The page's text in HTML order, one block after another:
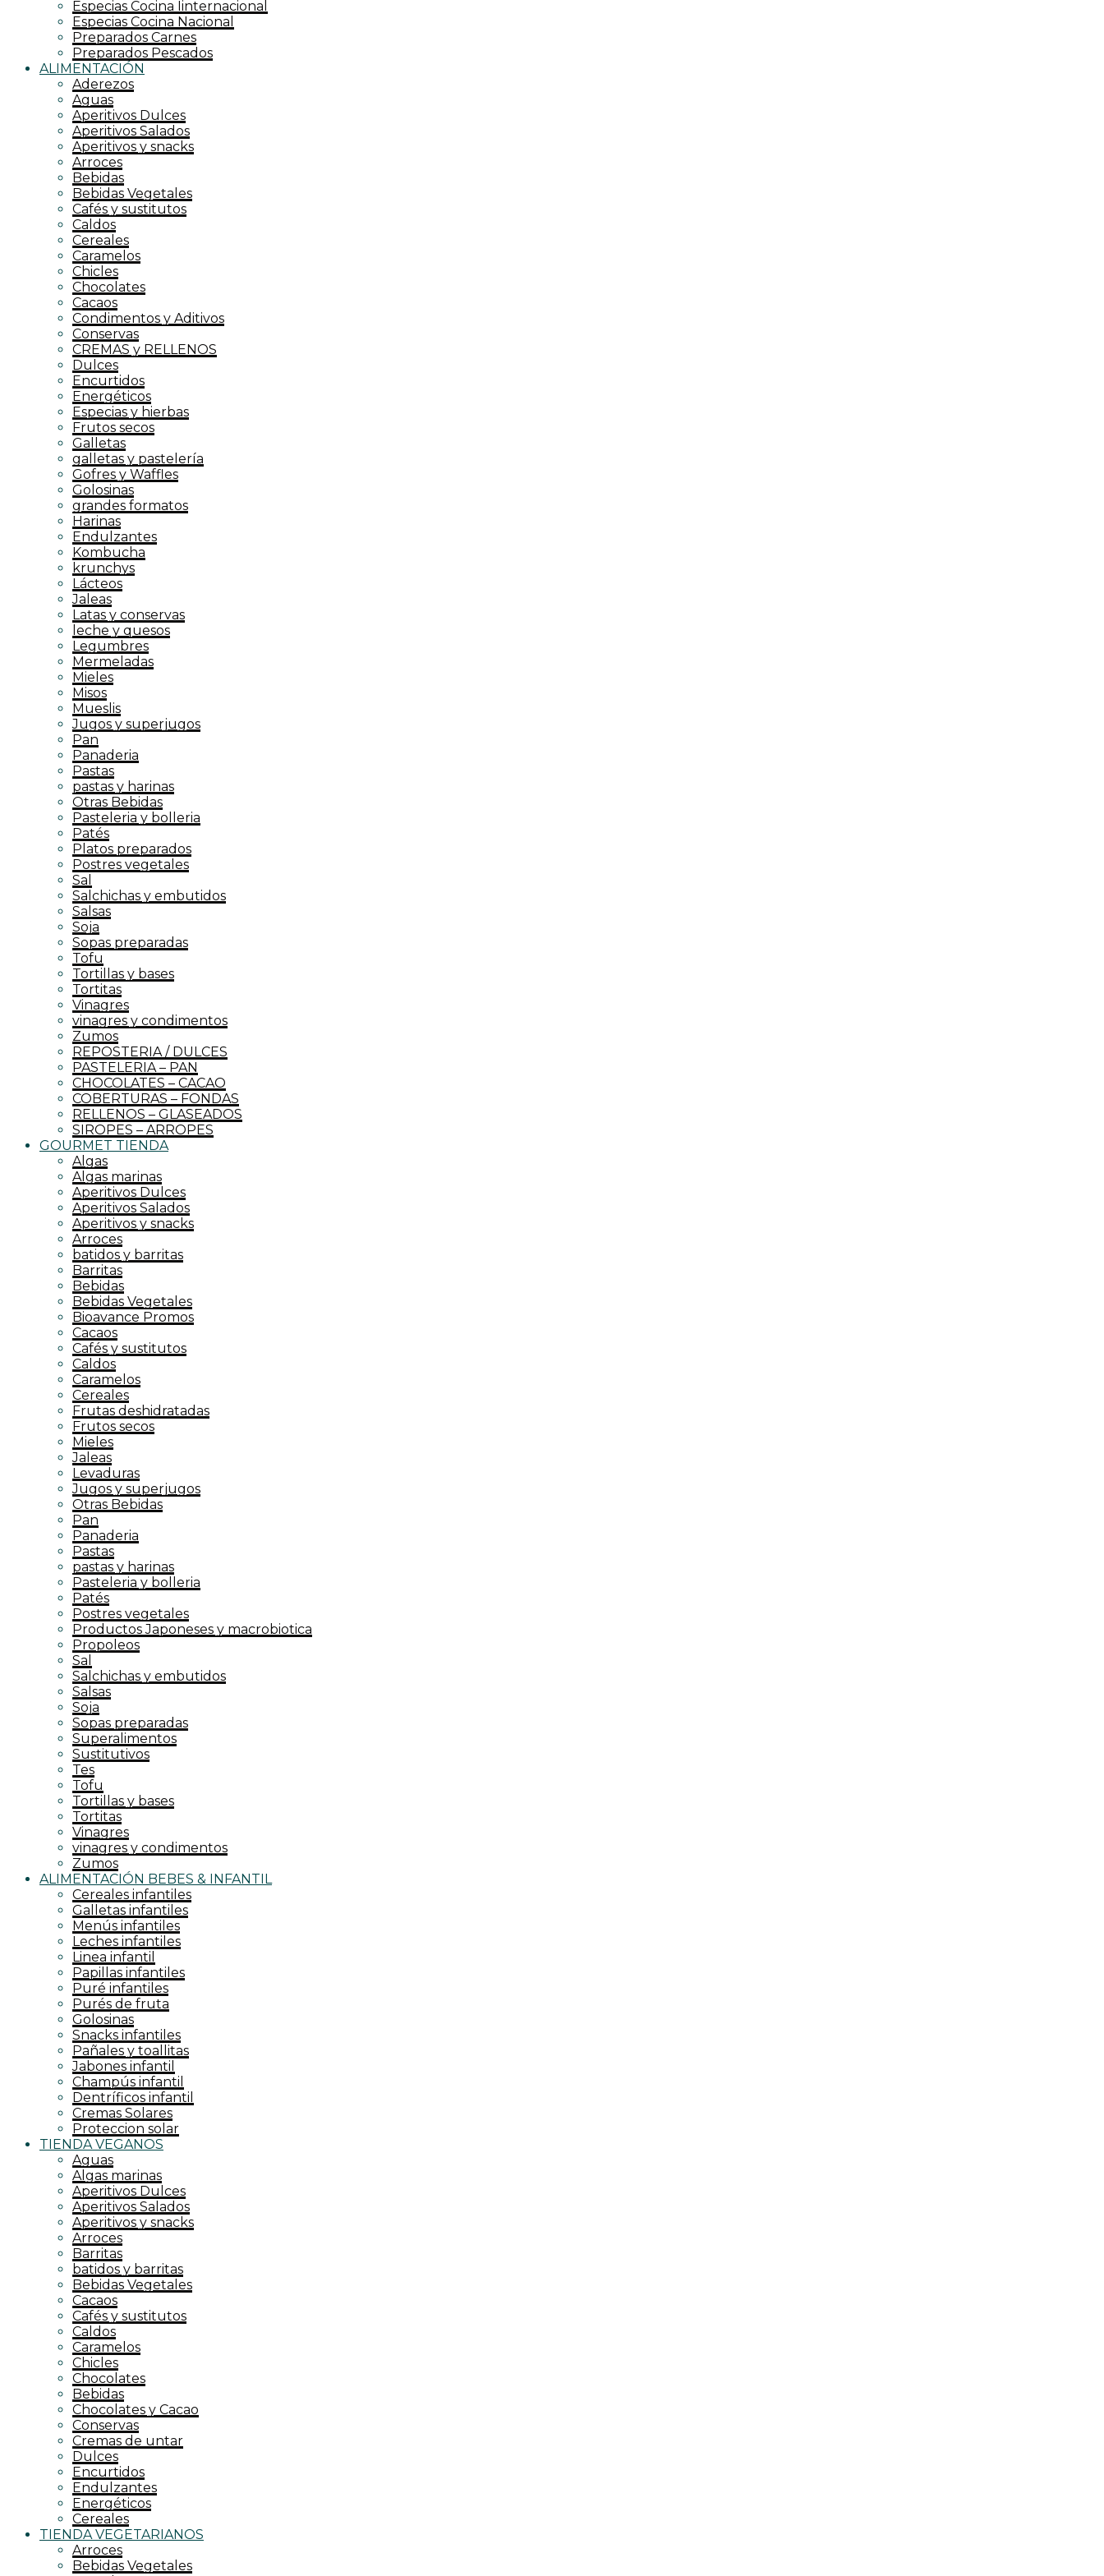
Especias Cocina Iinternacional
Especias Cocina Nacional
Preparados Carnes
Preparados Pescados
ALIMENTACIÓN
Aderezos
Aguas
Aperitivos Dulces
Aperitivos Salados
Aperitivos y snacks
Arroces
Bebidas
Bebidas Vegetales
Cafés y sustitutos
Caldos
Cereales
Caramelos
Chicles
Chocolates
Cacaos
Condimentos y Aditivos
Conservas
CREMAS y RELLENOS
Dulces
Encurtidos
Energéticos
Especias y hierbas
Frutos secos
Galletas
galletas y pastelería
Gofres y Waffles
Golosinas
grandes formatos
Harinas
Endulzantes
Kombucha
krunchys
Lácteos
Jaleas
Latas y conservas
leche y quesos
Legumbres
Mermeladas
Mieles
Misos
Mueslis
Jugos y superjugos
Pan
Panaderia
Pastas
pastas y harinas
Otras Bebidas
Pasteleria y bolleria
Patés
Platos preparados
Postres vegetales
Sal
Salchichas y embutidos
Salsas
Soja
Sopas preparadas
Tofu
Tortillas y bases
Tortitas
Vinagres
vinagres y condimentos
Zumos
REPOSTERIA / DULCES
PASTELERIA – PAN
CHOCOLATES – CACAO
COBERTURAS – FONDAS
RELLENOS – GLASEADOS
SIROPES – ARROPES
GOURMET TIENDA
Algas
Algas marinas
Aperitivos Dulces
Aperitivos Salados
Aperitivos y snacks
Arroces
batidos y barritas
Barritas
Bebidas
Bebidas Vegetales
Bioavance Promos
Cacaos
Cafés y sustitutos
Caldos
Caramelos
Cereales
Frutas deshidratadas
Frutos secos
Mieles
Jaleas
Levaduras
Jugos y superjugos
Otras Bebidas
Pan
Panaderia
Pastas
pastas y harinas
Pasteleria y bolleria
Patés
Postres vegetales
Productos Japoneses y macrobiotica
Propoleos
Sal
Salchichas y embutidos
Salsas
Soja
Sopas preparadas
Superalimentos
Sustitutivos
Tes
Tofu
Tortillas y bases
Tortitas
Vinagres
vinagres y condimentos
Zumos
ALIMENTACIÓN BEBES & INFANTIL
Cereales infantiles
Galletas infantiles
Menús infantiles
Leches infantiles
Linea infantil
Papillas infantiles
Puré infantiles
Purés de fruta
Golosinas
Snacks infantiles
Pañales y toallitas
Jabones infantil
Champús infantil
Dentríficos infantil
Cremas Solares
Proteccion solar
TIENDA VEGANOS
Aguas
Algas marinas
Aperitivos Dulces
Aperitivos Salados
Aperitivos y snacks
Arroces
Barritas
batidos y barritas
Bebidas Vegetales
Cacaos
Cafés y sustitutos
Caldos
Caramelos
Chicles
Chocolates
Bebidas
Chocolates y Cacao
Conservas
Cremas de untar
Dulces
Encurtidos
Endulzantes
Energéticos
Cereales
TIENDA VEGETARIANOS
Arroces
Bebidas Vegetales